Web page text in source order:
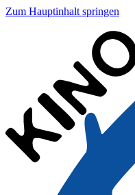
Zum Hauptinhalt springen